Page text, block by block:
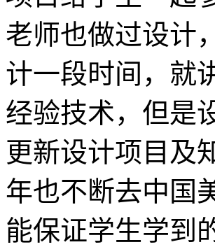
老师也做过设计
计一段时间，就
经验技术，但是
更新设计项目及
年也不断去中国
能保证学生学到